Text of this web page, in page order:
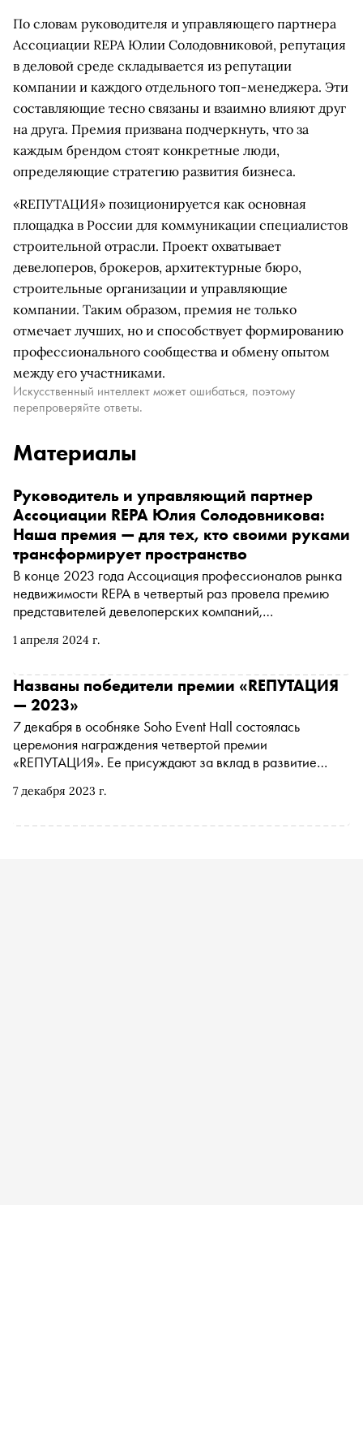
По словам руководителя и управляющего партнера
Ассоциации REPA Юлии Солодовниковой, репутация
в деловой среде складывается из репутации
компании и каждого отдельного топ-менеджера. Эти
составляющие тесно связаны и взаимно влияют друг
на друга. Премия призвана подчеркнуть, что за
каждым брендом стоят конкретные люди,
определяющие стратегию развития бизнеса.
«REПУТАЦИЯ» позиционируется как основная
площадка в России для коммуникации специалистов
строительной отрасли. Проект охватывает
девелоперов, брокеров, архитектурные бюро,
строительные организации и управляющие
компании. Таким образом, премия не только
отмечает лучших, но и способствует формированию
профессионального сообщества и обмену опытом
между его участниками.
Искусственный интеллект может ошибаться, поэтому
перепроверяйте ответы.
Материалы
1 апреля 2024 г.
Руководитель и управляющий партнер
Ассоциации REPA Юлия Солодовникова:
Наша премия — для тех, кто своими руками
трансформирует пространство
В конце 2023 года Ассоциация профессионалов рынка
недвижимости REPA в четвертый раз провела премию
представителей девелоперских компаний,
рынка недвижимости « REПУТАЦИЯ ». Руководитель и
Солодовникова рассказала «Снобу» о том, из чего
складывается репутация строительных компаний, как
сохранить ее в 2024 году, какие вызовы встают перед
отраслью и что сегодня позволяет быть
конкурентоспособным на рынке недвижимости
7 декабря 2023 г.
Названы победители премии «REПУТАЦИЯ
— 2023»
7 декабря в особняке Soho Event Hall состоялась
церемония награждения четвертой премии
«RЕПУТАЦИЯ». Ее присуждают за вклад в развитие
руководителей и команд